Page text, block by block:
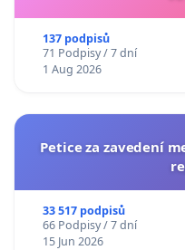
137 podpisů
71 Podpisy / 7 dní
1 Aug 2026
Petice za zavedení
33 517 podpisů
66 Podpisy / 7 dní
15 Jun 2026